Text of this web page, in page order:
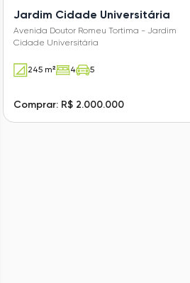
Jardim Cidade Universitária
Avenida Doutor Romeu Tortima - Jardim
Cidade Universitária
245 m² 4 5
Comprar: R$ 2.000.000